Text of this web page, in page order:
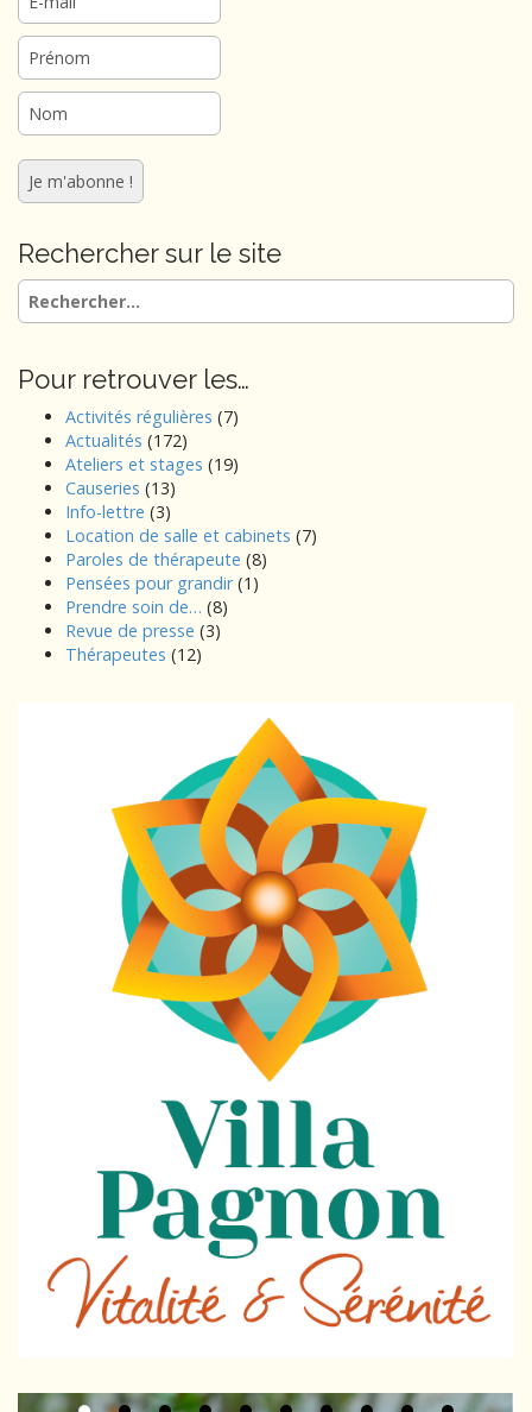
Rechercher sur le site
Rechercher :
Pour retrouver les…
Activités régulières (7)
Actualités (172)
Ateliers et stages (19)
Causeries (13)
Info-lettre (3)
Location de salle et cabinets (7)
Paroles de thérapeute (8)
Pensées pour grandir(1)
Prendre soin de… (8)
Revue de presse (3)
Thérapeutes (12)